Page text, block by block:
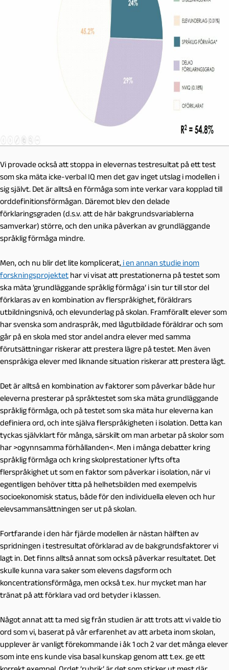
Vi provade också att stoppa in elevernas testresultat på ett test
som ska mäta icke-verbal IQ men det gav inget utslag i modellen i
sig självt. Det är alltså en förmåga som inte verkar vara kopplad till
orddefinitionsförmågan. Däremot blev den delade
förklaringsgraden (d.s.v. att de här bakgrundsvariablerna
samverkar) större, och den unika påverkan av grundläggande
språklig förmåga mindre.
Men, och nu blir det lite komplicerat, i en annan studie inom
forskningsprojektet har vi visat att prestationerna på testet som
ska mäta ’grundläggande språklig förmåga’ i sin tur till stor del
förklaras av en kombination av flerspråkighet, föräldrars
utbildningsnivå, och elevunderlag på skolan. Framförallt elever som
har svenska som andraspråk, med lågutbildade föräldrar och som
går på en skola med stor andel andra elever med samma
förutsättningar riskerar att prestera lägre på testet. Men även
enspråkiga elever med liknande situation riskerar att prestera lågt.
Det är alltså en kombination av faktorer som påverkar både hur
eleverna presterar på språktestet som ska mäta grundläggande
språklig förmåga, och på testet som ska mäta hur eleverna kan
definiera ord, och inte själva flerspråkigheten i isolation. Detta kan
tyckas självklart för många, särskilt om man arbetar på skolor som
har >ogynnsamma förhållanden<. Men i många debatter kring
språklig förmåga och kring skolprestationer lyfts ofta
flerspråkighet ut som en faktor som påverkar i isolation, när vi
egentligen behöver titta på helhetsbilden med exempelvis
socioekonomisk status, både för den individuella eleven och hur
elevsammansättningen ser ut på skolan.
Fortfarande i den här fjärde modellen är nästan hälften av
spridningen i testresultat oförklarad av de bakgrundsfaktorer vi
lagt in. Det finns alltså annat som också påverkar resultatet. Det
skulle kunna vara saker som elevens dagsform och
koncentrationsförmåga, men också t.ex. hur mycket man har
tränat på att förklara vad ord betyder i klassen.
Något annat att ta med sig från studien är att trots att vi valde tio
ord som vi, baserat på vår erfarenhet av att arbeta inom skolan,
upplever är vanligt förekommande i åk 1 och 2 var det många elever
som inte ens kunde visa basal kunskap genom att t.ex. ge ett